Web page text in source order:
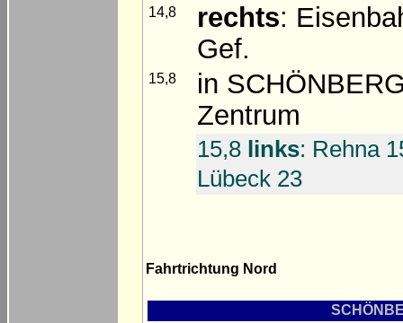
14,8 rechts:
Gef.
15,8
in
Zentrum
15,8 links: Rehna
Lübeck 23
Fahrtrichtung Nord